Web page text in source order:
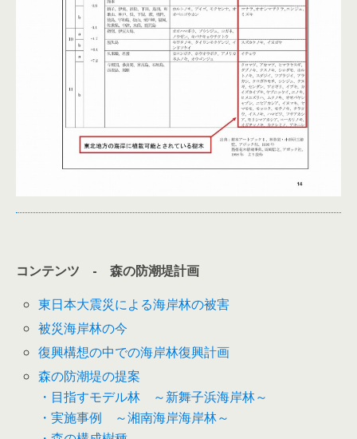
コンテンツ - 森の防潮堤計画
東日本大震災による海岸林の被害
被災海岸林の今
復興構想の中での海岸林復興計画
森の防潮堤の提案
・目指すモデル林 ～新舞子浜海岸林～
・実施事例 ～湘南海岸海岸林～